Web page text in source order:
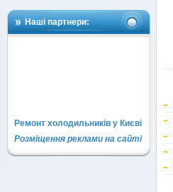
Наші партнери:
Ремонт холодильників у Києві
Розміщення реклами на сайті